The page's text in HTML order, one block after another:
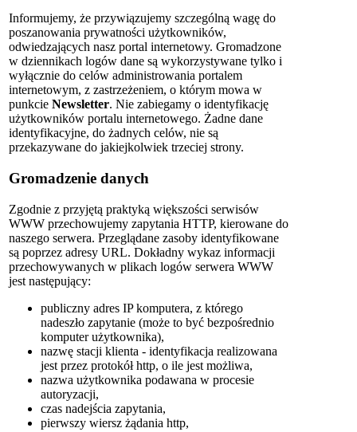
Informujemy, że przywiązujemy szczególną wagę do
poszanowania prywatności użytkowników,
odwiedzających nasz portal internetowy. Gromadzone
w dziennikach logów dane są wykorzystywane tylko i
wyłącznie do celów administrowania portalem
internetowym, z zastrzeżeniem, o którym mowa w
punkcie Newsletter. Nie zabiegamy o identyfikację
użytkowników portalu internetowego. Żadne dane
identyfikacyjne, do żadnych celów, nie są
przekazywane do jakiejkolwiek trzeciej strony.
Gromadzenie danych
Zgodnie z przyjętą praktyką większości serwisów
WWW przechowujemy zapytania HTTP, kierowane do
naszego serwera. Przeglądane zasoby identyfikowane
są poprzez adresy URL. Dokładny wykaz informacji
przechowywanych w plikach logów serwera WWW
jest następujący:
publiczny adres IP komputera, z którego
nadeszło zapytanie (może to być bezpośrednio
komputer użytkownika),
nazwę stacji klienta - identyfikacja realizowana
jest przez protokół http, o ile jest możliwa,
nazwa użytkownika podawana w procesie
autoryzacji,
czas nadejścia zapytania,
pierwszy wiersz żądania http,